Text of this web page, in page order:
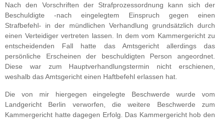
Nach den Vorschriften der Strafprozessordnung kann sich der
Beschuldigte -nach eingelegtem Einspruch gegen einen
Strafbefehl- in der mündlichen Verhandlung grundsätzlich durch
einen Verteidiger vertreten lassen. In dem vom Kammergericht zu
entscheidenden Fall hatte das Amtsgericht allerdings das
persönliche Erscheinen der beschuldigten Person angeordnet.
Diese war zum Hauptverhandlungstermin nicht erschienen,
weshalb das Amtsgericht einen Haftbefehl erlassen hat.
Die von mir hiergegen eingelegte Beschwerde wurde vom
Landgericht Berlin verworfen, die weitere Beschwerde zum
Kammergericht hatte dagegen Erfolg. Das Kammergericht hob den